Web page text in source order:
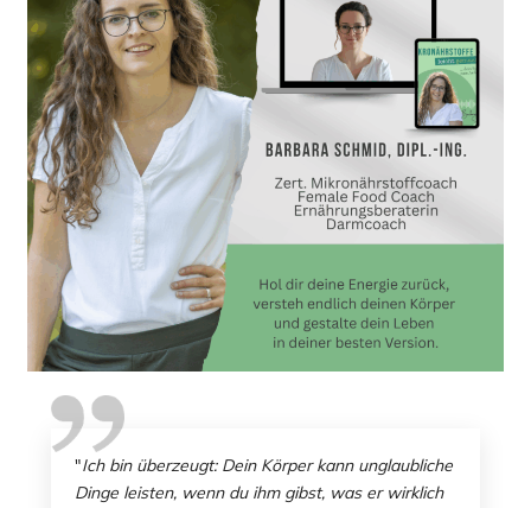
"Ich bin überzeugt: Dein Körper kann unglaubliche
Dinge leisten, wenn du ihm gibst, was er wirklich